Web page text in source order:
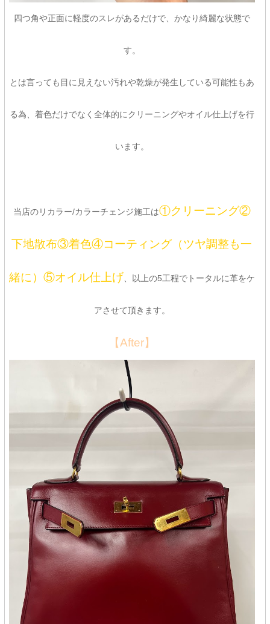
四つ角や正面に軽度のスレがあるだけで、かなり綺麗な状態で
す。
とは言っても目に見えない汚れや乾燥が発生している可能性もあ
る為、着色だけでなく全体的にクリーニングやオイル仕上げを行
います。
当店のリカラー/カラーチェンジ施工は①クリーニング②
下地散布③着色④コーティング（ツヤ調整も一
緒に）⑤オイル仕上げ 、以上の5工程でトータルに革をケ
アさせて頂きます。
【After】